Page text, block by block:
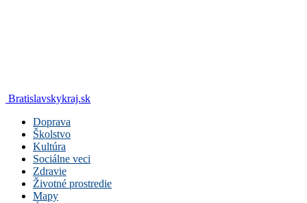
Bratislavskykraj.sk
Doprava
Školstvo
Kultúra
Sociálne veci
Zdravie
Životné prostredie
Mapy